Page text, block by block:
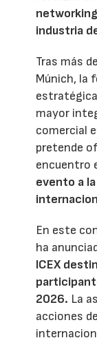
industria
Tras más
Múnich, la
mayor
comercial
pretende
encuentro
evento a
En este
ha
ICEX
2026. La
acciones